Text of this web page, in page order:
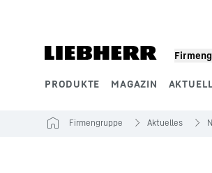
PRODUKTE MAGAZIN
Firmengruppe Aktuelles